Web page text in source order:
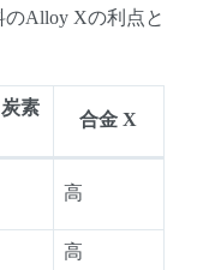
のAlloy Xの利点と
炭素
合金 X
高
高